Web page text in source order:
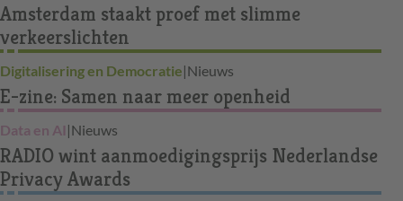
Amsterdam staakt proef met slimme
verkeerslichten
Digitalisering en Democratie|Nieuws
E-zine: Samen naar meer openheid
Data en AI |Nieuws
RADIO wint aanmoedigingsprijs Nederlandse
Privacy Awards